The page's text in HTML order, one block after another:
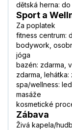
dětská herna: do
Sport a
Za poplatek
fitness centrum:
bodywork,
jóga
bazén: zdarma,
zdarma, lehátka:
spa/wellness:
masáže
kosmetické
Zábava
Živá kapela/